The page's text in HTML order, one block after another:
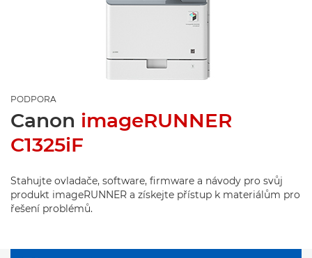
PODPORA
Canon imageRUNNER
C1325iF
Stahujte ovladače, software, firmware a návody pro svůj
produkt imageRUNNER a získejte přístup k materiálům pro
řešení problémů.